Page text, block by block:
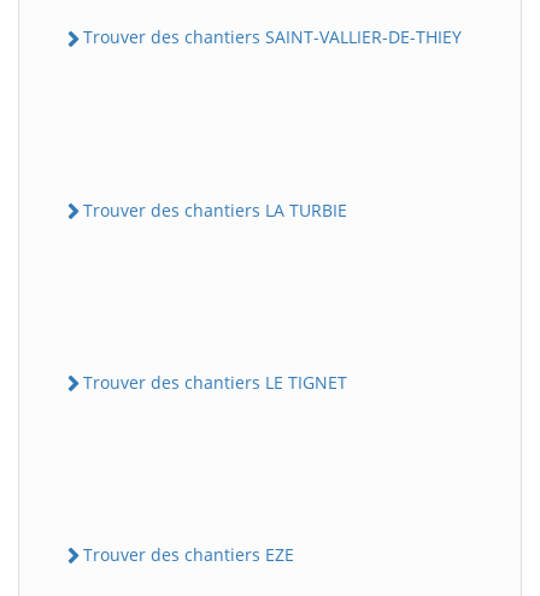
Trouver des chantiers SAINT-VALLIER-DE-THIEY
Trouver des chantiers LA TURBIE
Trouver des chantiers LE TIGNET
Trouver des chantiers EZE